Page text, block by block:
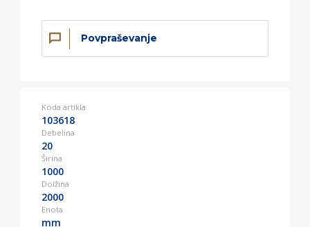
Povpraševanje
Koda artikla
103618
Debelina
20
Širina
1000
Dolžina
2000
Enota
mm